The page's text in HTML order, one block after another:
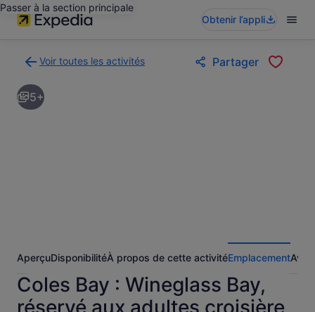
Passer à la section principale
Obtenir l’appli
Voir toutes les activités
à
la
page
Partager
5+
AperçuDisponibilitéÀ propos de cette activitéEmplacementAvis
Coles Bay : Wineglass Bay,
réservé aux adultes croisière